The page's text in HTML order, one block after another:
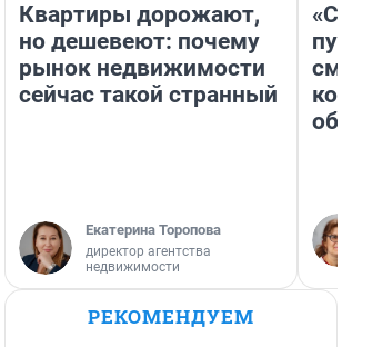
Квартиры дорожают,
но дешевеют: почему
рынок недвижимости
сейчас такой странный
Екатерина Торопова
директор агентства
недвижимости
РЕКОМЕНДУЕМ